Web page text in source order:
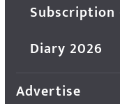
Diary 2026
Advertise